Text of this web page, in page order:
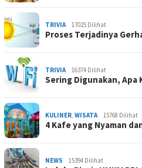
TRIVIA 17025 Dilihat
Proses Terjadinya
TRIVIA 16374 Dilihat
Sering Digunakan, Apa
KULINER WISATA 15768 Dilihat
4 Kafe yang Nyaman
NEWS 15394 Dilihat